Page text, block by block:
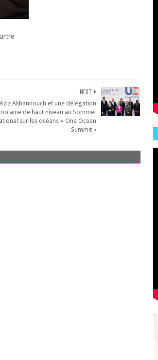
NEXT
Aziz Akhannouch et une délégation
de haut niveau au Sommet
sur les océans « One Ocean
Summit »